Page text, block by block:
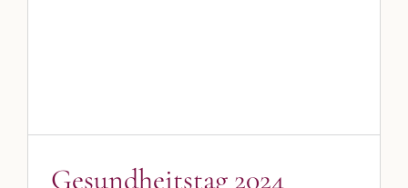
Gesundheitstag 2024